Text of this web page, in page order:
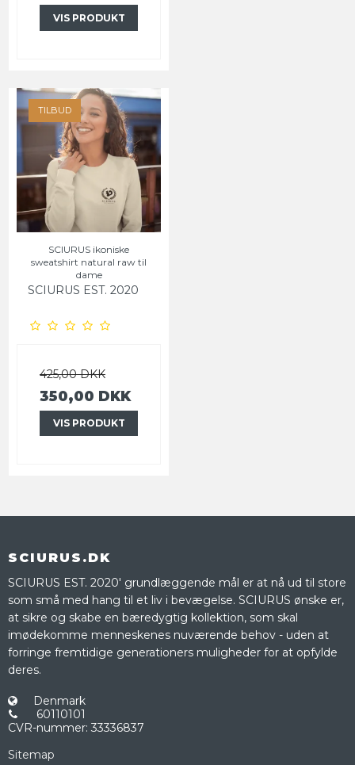
VIS PRODUKT
TILBUD
SCIURUS ikoniske
sweatshirt natural raw til
dame
SCIURUS EST. 2020
425,00 DKK
350,00 DKK
VIS PRODUKT
SCIURUS.DK
SCIURUS EST. 2020' grundlæggende mål er at nå ud til store
som små med hang til et liv i bevægelse. SCIURUS ønske er,
at sikre og skabe en bæredygtig kollektion, som skal
imødekomme menneskenes nuværende behov - uden at
forringe fremtidige generationers muligheder for at opfylde
deres.
Denmark
60110101
CVR-nummer: 33336837
Sitemap